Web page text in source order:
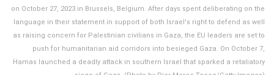
on October 27, 2023 in Brussels, Belgium. After days spent deliberating on the
language in their statement in support of both Israel's right to defend as well
as raising concern for Palestinian civilians in Gaza, the EU leaders are set to
push for humanitarian aid corridors into besieged Gaza. On October 7,
Hamas launched a deadly attack in southern Israel that sparked a retaliatory